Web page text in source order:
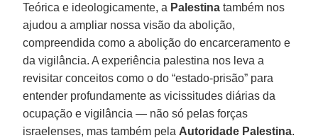
Teórica e ideologicamente, a Palestina também nos
ajudou a ampliar nossa visão da abolição,
compreendida como a abolição do encarceramento e
da vigilância. A experiência palestina nos leva a
revisitar conceitos como o do “estado-prisão” para
entender profundamente as vicissitudes diárias da
ocupação e vigilância — não só pelas forças
israelenses, mas também pela Autoridade Palestina.